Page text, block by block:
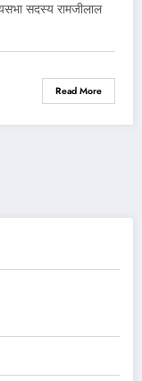
सदस्य रामजीलाल
Read More